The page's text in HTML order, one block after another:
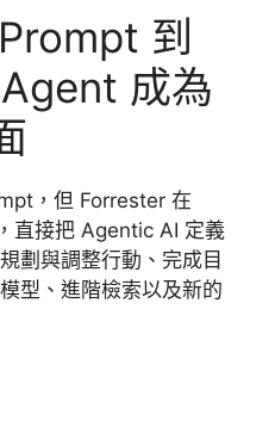
到
成為
，但 Forrester 在
，直接把 Agentic AI 定義
劃與調整行動、完成目
型、進階檢索以及新的